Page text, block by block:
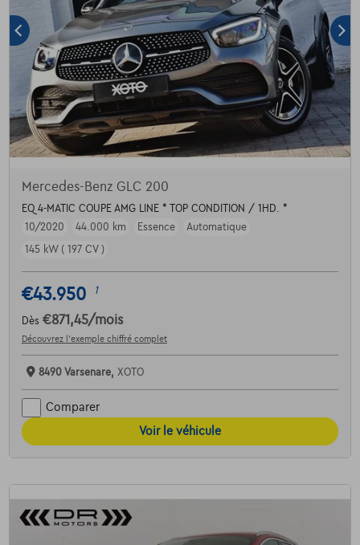
Mercedes-Benz GLC 200
EQ 4-MATIC COUPE AMG LINE * TOP CONDITION / 1HD. *
10/2020
44.000 km Essence
Automatique
145 kW ( 197 CV )
€43.950 1
Dès €871,45/mois
Découvrez l’exemple chiffré complet
8490 Varsenare, XOTO
Comparer
Voir le véhicule